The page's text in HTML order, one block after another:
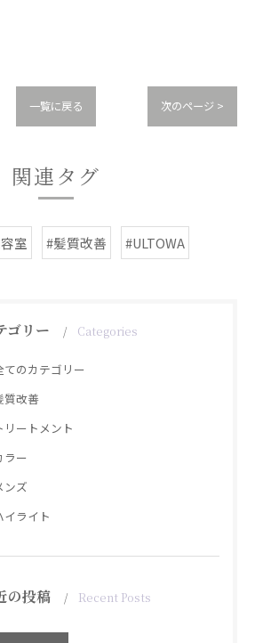
一覧に戻る 次のページ >
関連タグ
室 #髪質改善 #ULTOWA
ゴリー Categories
てのカテゴリー
質改善
リートメント
ラー
ンズ
イライト
の投稿 Recent Posts